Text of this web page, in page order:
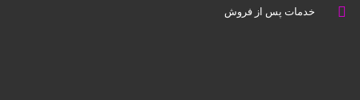
خدمات پس از فروش